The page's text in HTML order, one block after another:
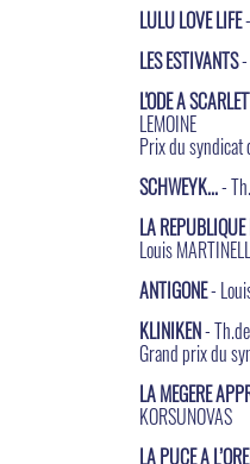
LULU LOVE LIFE
LES ESTIVANTS-
L'ODE A
LEMOINE
Prix du syndicat
SCHWEYK...-
LA
Louis
ANTIGONE-
KLINIKEN-
Grand prix du
LA MEGERE
KORSUNOVAS
LA PUCE A